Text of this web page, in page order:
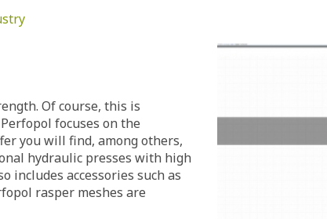
Of course, this is
focuses on the
you will find, among others,
hydraulic presses with high
includes accessories such as
rasper meshes are